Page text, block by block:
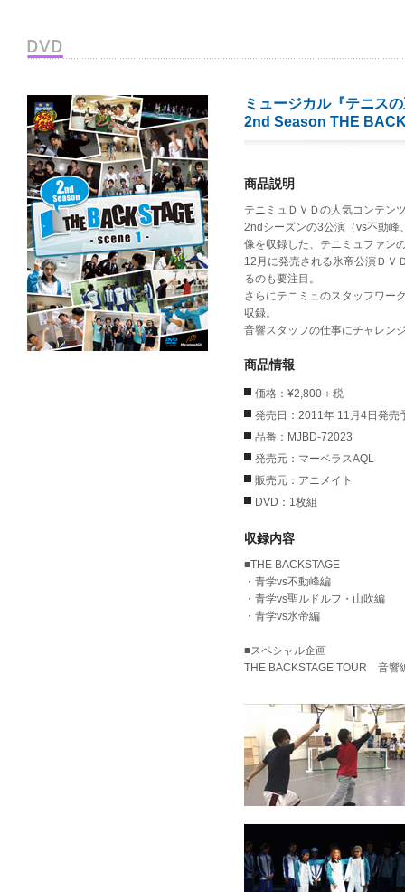
ミュージカル『テニス
2nd Season THE
商品説明
テニミュＤＶＤの人気コンテン
2ndシーズンの3公演（vs不動峰
像を収録した、テニミュファン
12月に発売される氷帝公演ＤＶ
るのも要注目。
さらにテニミュのスタッフワー
収録。
音響スタッフの仕事にチャレン
商品情報
価格：¥2,800＋税
発売日：2011年 11月4日発売
品番：MJBD-72023
発売元：マーベラスAQL
販売元：アニメイト
DVD：1枚組
収録内容
■THE BACKSTAGE
・青学vs不動峰編
・青学vs聖ルドルフ・山吹編
・青学vs氷帝編
■スペシャル企画
THE BACKSTAGE TOUR 音響